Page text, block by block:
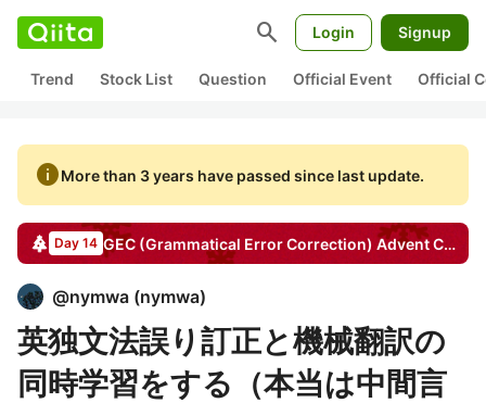
search Login Signup
Trend Stock List Question Official Event Official
infoMore than 3 years have passed since last update.
Day 14 GEC (Grammatical Error Correction) Advent Calendar
@nymwa (nymwa)
英独文法誤り訂正と機械翻訳の
同時学習をする（本当は中間言